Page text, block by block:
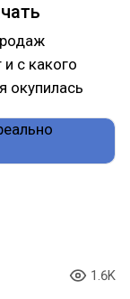
с какого
окупилась
1.6K